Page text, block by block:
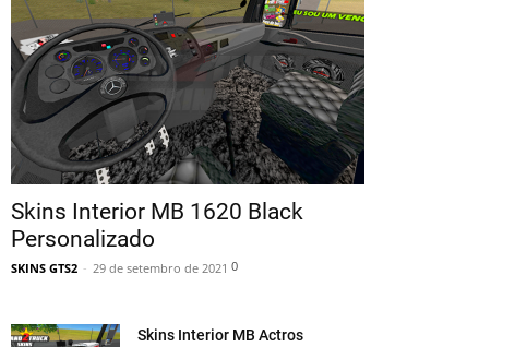
Skins Interior MB 1620 Black
Personalizado
SKINS GTS2 - 29 de setembro de 2021 0
Skins Interior MB Actros